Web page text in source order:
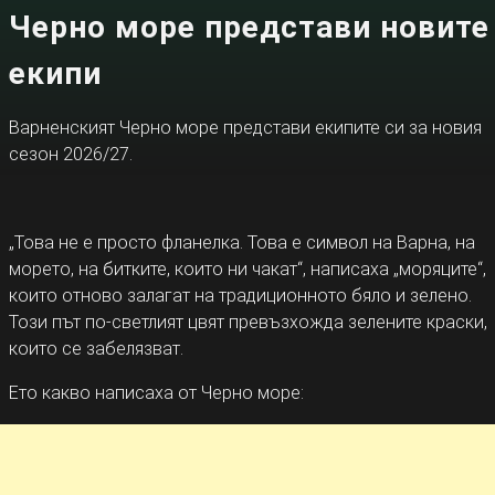
Черно море представи новите
екипи
Варненският Черно море представи екипите си за новия
сезон 2026/27.
„Това не е просто фланелка. Това е символ на Варна, на
морето, на битките, които ни чакат“, написаха „моряците“,
които отново залагат на традиционното бяло и зелено.
Този път по-светлият цвят превъзхожда зелените краски,
които се забелязват.
Ето какво написаха от Черно море: